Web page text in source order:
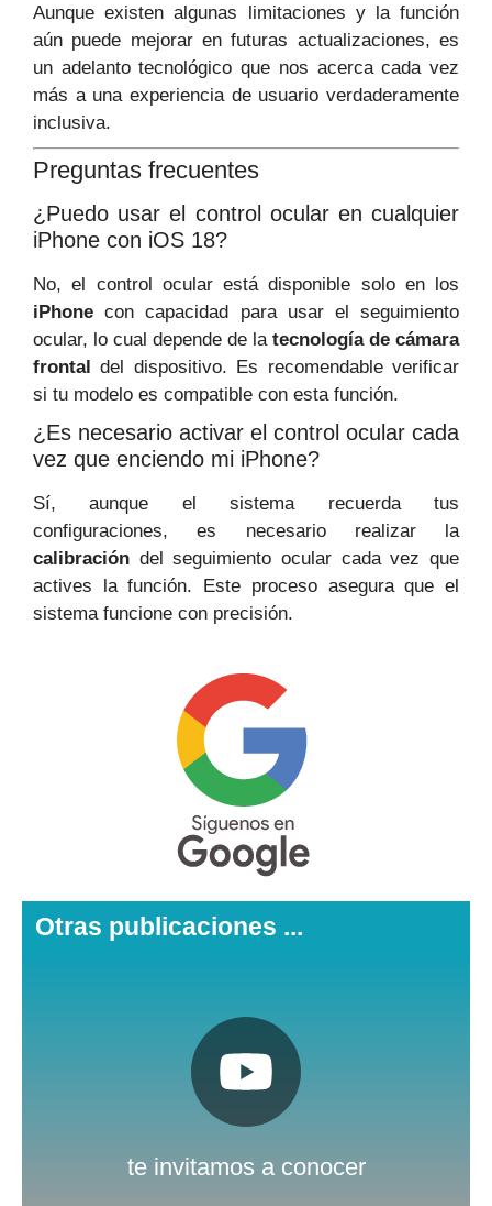
Aunque existen algunas limitaciones y la función
aún puede mejorar en futuras actualizaciones, es
un adelanto tecnológico que nos acerca cada vez
más a una experiencia de usuario verdaderamente
inclusiva.
Preguntas frecuentes
¿Puedo usar el control ocular en cualquier
iPhone con iOS 18?
No, el control ocular está disponible solo en los
iPhone con capacidad para usar el seguimiento
ocular, lo cual depende de la tecnología de cámara
frontal
del dispositivo. Es recomendable verificar
si tu modelo es compatible con esta función.
¿Es necesario activar el control ocular cada
vez que enciendo mi iPhone?
Sí, aunque el sistema recuerda tus
configuraciones, es necesario realizar la
calibración del seguimiento ocular cada vez que
actives la función. Este proceso asegura que el
sistema funcione con precisión.
Otras publicaciones ...
te invitamos a conocer
Pulsa aquí